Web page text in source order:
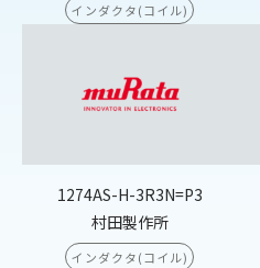
インダクタ(コイル)
1274AS-H-3R3N=P3
村田製作所
インダクタ(コイル)